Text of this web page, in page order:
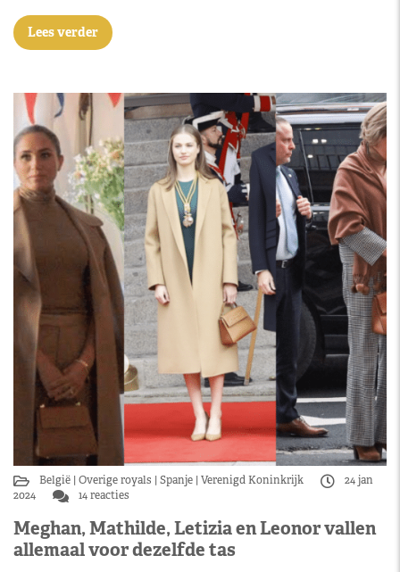
Lees verder
België Overige royals Spanje Verenigd Koninkrijk
24 jan
2024
14 reacties
Meghan, Mathilde, Letizia en Leonor vallen
allemaal voor dezelfde tas